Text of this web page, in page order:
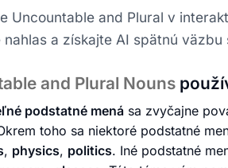
Uncountable and Plural v
a získajte AI spätnú
and Plural Nouns
podstatné mená sa zvyčajne
toho sa niektoré podstatné
, physics, politics. Iné podstatné